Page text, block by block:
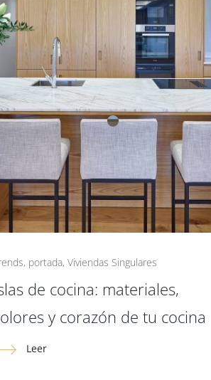
, portada, Viviendas Singulares
de cocina: materiales,
y corazón de tu cocina
Leer